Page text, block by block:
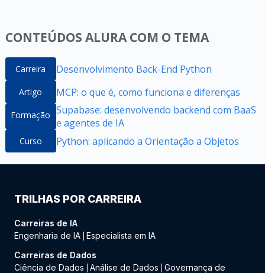
CONTEÚDOS ALURA COM O TEMA
Carreira Desenvolvimento Back-End Python
Artigo MCP: o que é, como funciona e diferenças
Formação Supabase: desenvolvendo backend com BaaS
e agentes de IA
Curso Python: aplicando a Orientação a Objetos
TRILHAS POR CARREIRA
Carreiras de IA
Engenharia de IA Especialista em IA
Carreiras de Dados
Ciência de Dados
Análise de Dados
Governança de